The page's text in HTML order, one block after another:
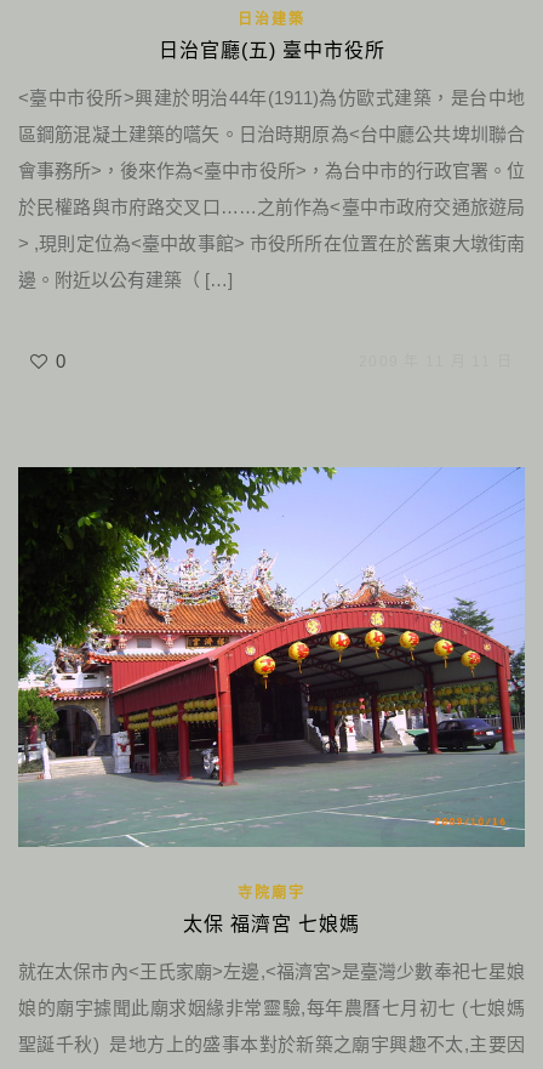
日治建築
日治官廳(五) 臺中市役所
<臺中市役所>興建於明治44年(1911)為仿歐式建築，是台中地
區鋼筋混凝土建築的嚆矢。日治時期原為<台中廳公共埤圳聯合
會事務所>，後來作為<臺中市役所>，為台中市的行政官署。位
於民權路與市府路交叉口……之前作為<臺中市政府交通旅遊局
> ,現則定位為<臺中故事館> 市役所所在位置在於舊東大墩街南
邊。附近以公有建築（ […]
0
寺院廟宇
太保 福濟宮 七娘媽
就在太保市內<王氏家廟>左邊,<福濟宮>是臺灣少數奉祀七星娘
娘的廟宇據聞此廟求姻緣非常靈驗,每年農曆七月初七 (七娘媽
聖誕千秋) 是地方上的盛事本對於新築之廟宇興趣不太,主要因